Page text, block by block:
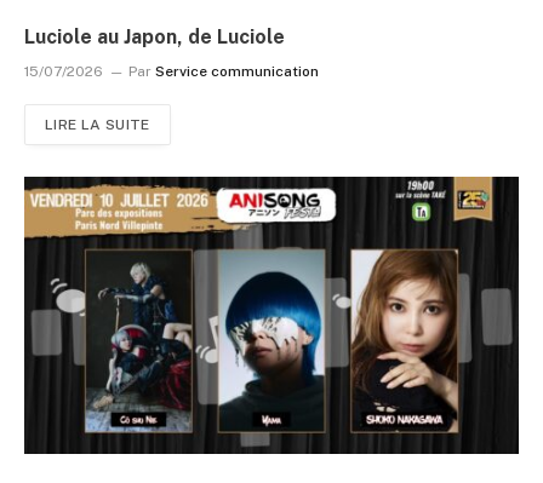
Luciole au Japon, de Luciole
15/07/2026 Par Service communication
LIRE LA SUITE